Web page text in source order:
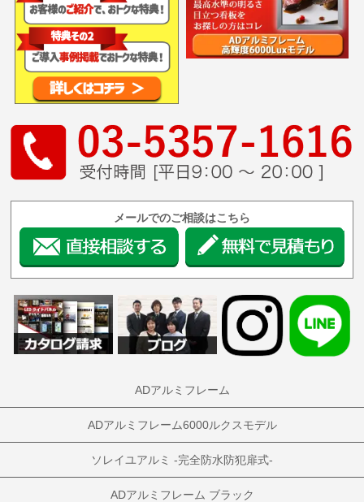
メールでのご相談はこちら
ADアルミフレーム
ADアルミフレーム6000ルクスモデル
ソレイユアルミ -完全防水防犯扉式-
ADアルミフレーム ブラック